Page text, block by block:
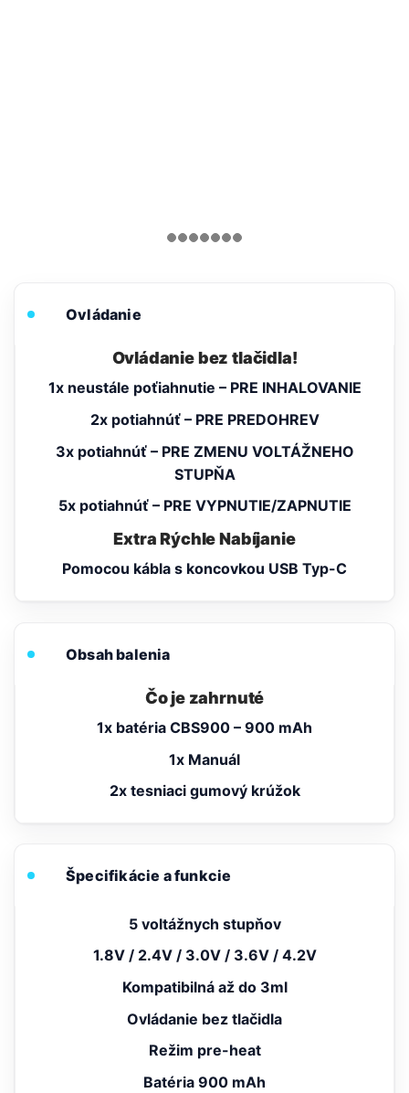
Ovládanie
Ovládanie bez tlačidla!
1x neustále poťiahnutie – PRE INHALOVANIE
2x potiahnúť – PRE PREDOHREV
3x potiahnúť – PRE ZMENU VOLTÁŽNEHO
STUPŇA
5x potiahnúť – PRE VYPNUTIE/ZAPNUTIE
Extra Rýchle Nabíjanie
Pomocou kábla s koncovkou USB Typ-C
Obsah balenia
Čo je zahrnuté
1x batéria CBS900 – 900 mAh
1x Manuál
2x tesniaci gumový krúžok
Špecifikácie a funkcie
5 voltážnych stupňov
1.8V / 2.4V / 3.0V / 3.6V / 4.2V
Kompatibilná až do 3ml
Ovládanie bez tlačidla
Režim pre-heat
Batéria 900 mAh